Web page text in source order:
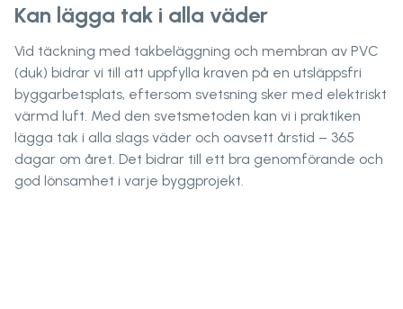
Kan lägga tak i alla väder
Vid täckning med takbeläggning och membran av PVC
(duk) bidrar vi till att uppfylla kraven på en utsläppsfri
byggarbetsplats, eftersom svetsning sker med elektriskt
värmd luft. Med den svetsmetoden kan vi i praktiken
lägga tak i alla slags väder och oavsett årstid – 365
dagar om året. Det bidrar till ett bra genomförande och
god lönsamhet i varje byggprojekt.